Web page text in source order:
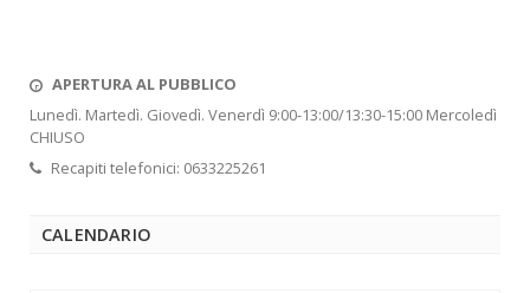
APERTURA AL PUBBLICO
Lunedì. Martedì. Giovedì. Venerdì 9:00-13:00/13:30-15:00 Mercoledì
CHIUSO
Recapiti telefonici: 0633225261
CALENDARIO